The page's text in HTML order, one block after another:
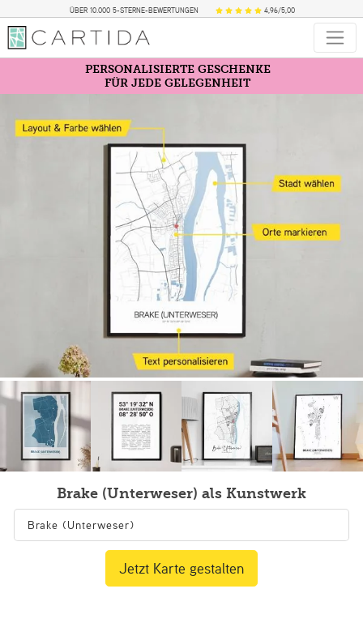
ÜBER 10.000 5-STERNE-BEWERTUNGEN 4,96/5,00
PERSONALISIERTE GESCHENKE
FÜR JEDE GELEGENHEIT
Brake (Unterweser) als Kunstwerk
Jetzt Karte gestalten